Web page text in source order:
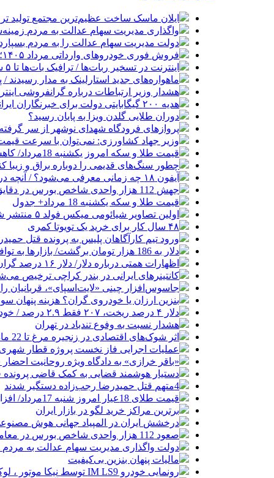
ایلان ماسک ساخت عظیم‌ترین مجتمع تولید
واگذاری مدیریت سهام عدالت به مردم
دولت مدیریت سهام عدالت را به مردم
فروش فوری خودروهای وارداتی مرداد ۱۴۰۵؛ بدون قرعه‌کشی و حساب وکالتی
اینترنت در تسخیر ربات‌ها / ترافیک بات‌ها تا ۵ سال آینده هزار برابر انسان‌ها خواهد شد
ماهواره‌های جدید استارلینک به مدار رسیدند / پرتاب ۲۴ ماهواره
هشدار وزیر ارتباطات درباره گرانفروشی
هدیه ۲۰۰ گیگابایتی دولت برای خبرنگاران ایرانسلی
دوران طلایی گلدن ویزا به پایان رسید؟
پروازهای فرودگاه شهدای نوشهر از سر
وزیر جهاد کشاورزی: نمی‌توان با سرعت قیمت
قیمت طلا و سکه امروز یکشنبه 18مرداد/ کاهش همه قیمت ها + جدول
چطور سنگ‌های قدیمی را دوباره براق و زیبا
آیفون ۱۸ چه زمانی معرفی می‌شود؟ / آنچه درباره گوشی جدید اپل می‌دانیم
جهش 112 هزار واحدی شاخص بورس در دقایق ابتدایی معاملات امروز
قیمت طلا و سکه یکشنبه 18 مرداد+ جدول
اولین تصاویر شیائومی میکس فولد ۵ منتشر شد
۴۸ سال کار برای خرید یک تویوتا کمری
ورود تیم کارآگاهان پلیس به پرونده قتل
دلار به 186 هزار تومان برگشت/ بازارها به توافق احتمالی هرمز چه واکنشی نشان دادند؟
اظهارات همتی درباره دلار/ دلار ۱۶ درصد گران شده؛ این افزایش طبیعی است
کانتینرهای ایرانی در بندر کراچی ترخیص می‌شود| تخفیف ۸۰ درصدی برای
جاسوس‌افزار چینی «لایت‌اسپای»، قربانیان را در ۱۳ کشور ازجمله آمریکا
بنزین ارزان یا خودروی گران؟ هزینه
دلار ۴ درصد ریخت، ۲۰۷ فقط ۲.۹ درصد / خودرو زیر فشار دلار کوتاه می‌آید؟
هشدار نسبت به وفوع تندباد در تهران
اثر شوک‌های اقتصادی در زنجیره مرغ تا 22 ماه باقی می‌ماند
عملیات اجرایی فاز نخست پروژه قطار
«باقر خرازی» به دادگاه ویژه روحانیت
دستیار هوشمند قضایی به کمک قاضی پرونده
4متهم قتل حمیدرضا رجب‌زاده دستگیر شدند
قیمت طلای 18عیار امروز شنبه 17مرداد/ افزایش قیمت + جدول و جزئیات
برترین مراکز خرید لگو در بازار ایران
درخشش ایران در المپیاد جهانی هوش
صعود 112 هزار واحدی شاخص بورس در معاملات امروز
دولت واگذاری مدیریت سهام عدالت به مردم
مالیات پنهان بنزین بی‌کیفیت
رونمایی خودرو IM LS9 توسط نیکا موتور ، لوکس ترین شاسی بلند EREV در ایران